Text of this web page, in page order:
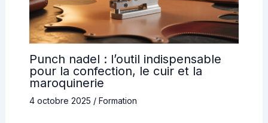
Punch nadel : l’outil indispensable
pour la confection, le cuir et la
maroquinerie
4 octobre 2025 / Formation